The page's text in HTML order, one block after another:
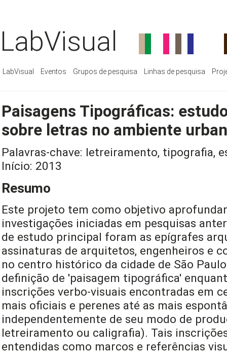
LabVisual
LabVisual Eventos Grupos de pesquisa Linhas de pesquisa
Paisagens Tipográficas:
sobre letras no ambiente
Palavras-chave: letreiramento, tipografia,
Início: 2013
Resumo
Este projeto tem como objetivo
investigações iniciadas em pesquisas
de estudo principal foram as epígrafes
assinaturas de arquitetos, engenheiros e
no centro histórico da cidade de São
definição de 'paisagem tipográfica'
inscrições verbo-visuais encontradas em
mais oficiais e perenes até as mais
independentemente de seu modo de
letreiramento ou caligrafia). Tais
entendidas como marcos e referências